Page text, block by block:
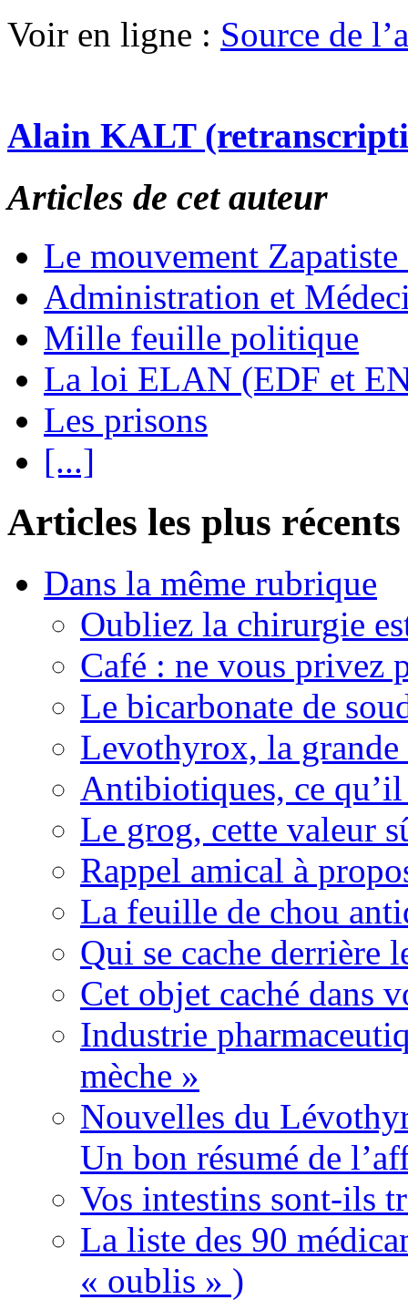
Voir en ligne : Source de
Alain KALT
Articles de cet auteur
Le mouvement
Administration et
Mille feuille politique
La loi ELAN (EDF et
Les prisons
[...]
Articles les plus récents
Dans la même rubrique
Oubliez la chirurgie
Café : ne vous privez
Le bicarbonate de
Levothyrox, la
Antibiotiques, ce
Le grog, cette valeur
Rappel amical à
La feuille de chou
Qui se cache derrière
Cet objet caché dans
Industrie
mèche »
Nouvelles du
Un bon résumé de
Vos intestins sont-ils
La liste des 90
« oublis » )